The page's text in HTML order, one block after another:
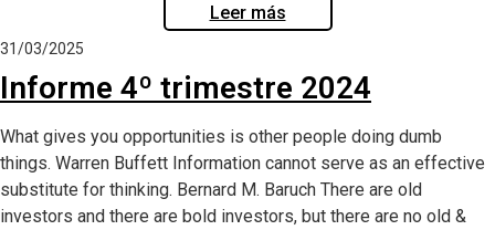
Leer más
31/03/2025
Informe 4º trimestre 2024
What gives you opportunities is other people doing dumb
things. Warren Buffett Information cannot serve as an effective
substitute for thinking. Bernard M. Baruch There are old
investors and there are bold investors, but there are no old &